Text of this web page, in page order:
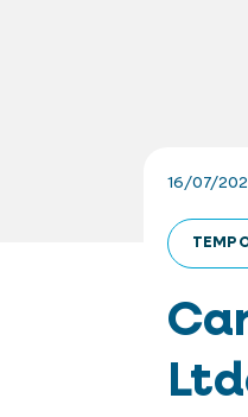
16/07/